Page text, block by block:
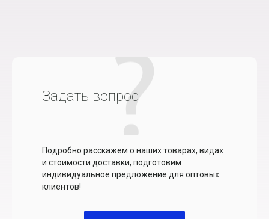
Задать вопрос
Подробно расскажем о наших товарах, видах
и стоимости доставки, подготовим
индивидуальное предложение для оптовых
клиентов!